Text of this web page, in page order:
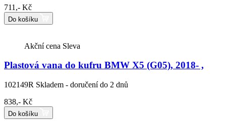
711,- Kč
Do košíku
Akční cena Sleva
Plastová vana do kufru BMW X5 (G05), 2018- ,
102149R Skladem - doručení do 2 dnů
838,- Kč
Do košíku